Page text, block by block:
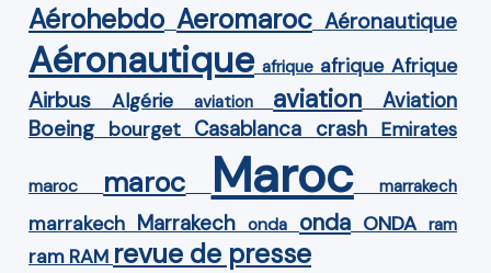
Aérohebdo Aeromaroc Aéronautique
Aéronautique afrique afrique Afrique
Airbus Algérie aviation aviation Aviation
Boeing bourget Casablanca crash Emirates
maroc maroc Maroc marrakech
marrakech Marrakech onda onda ONDA ram
ram RAM revue de presse